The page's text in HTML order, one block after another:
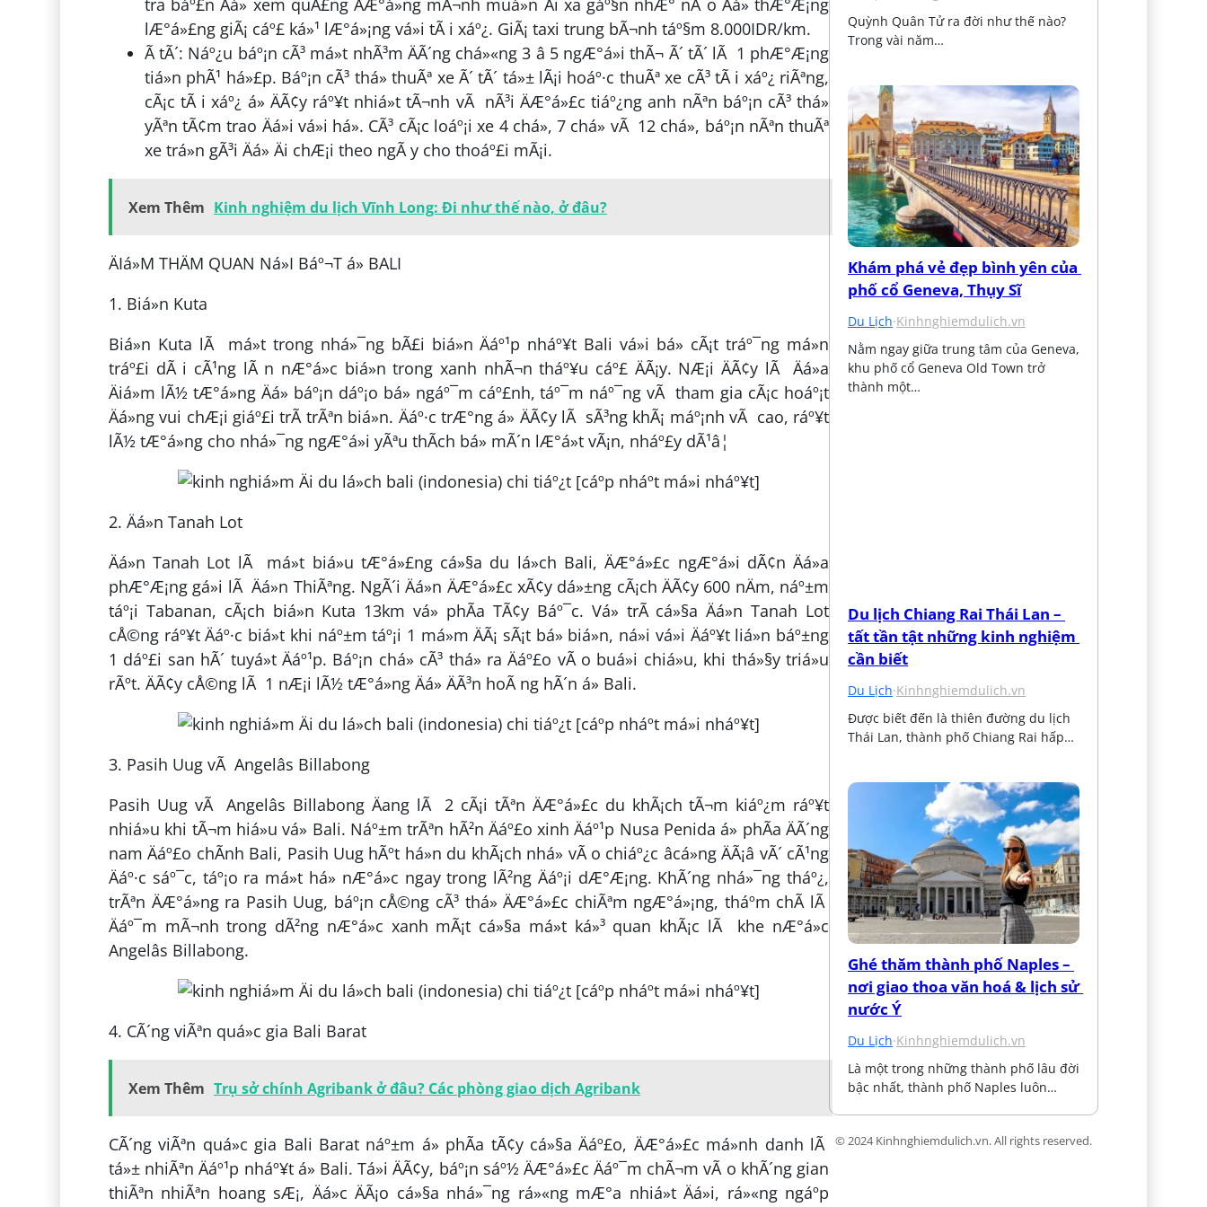
lÆ°á»£ng giÃ¡ cáº£ ká»¹ lÆ°á»¡ng vá»i tÃ i xáº¿. GiÃ¡ taxi trung bÃ¬nh táº§m 8.000IDR/km.
Ã tÃ´: Náº¿u báº¡n cÃ³ má»t nhÃ³m ÄÃ´ng chá»«ng 3 â 5 ngÆ°á»i thÃ¬ Ã´ tÃ´ lÃ 1 phÆ°Æ¡ng
tiá»n phÃ¹ há»£p. Báº¡n cÃ³ thá» thuÃª xe Ã´ tÃ´ tá»± lÃ¡i hoáº·c thuÃª xe cÃ³ tÃ i xáº¿ riÃªng,
cÃ¡c tÃ i xáº¿ á» ÄÃ¢y ráº¥t nhiá»t tÃ¬nh vÃ nÃ³i ÄÆ°á»£c tiáº¿ng anh nÃªn báº¡n cÃ³ thá»
yÃªn tÃ¢m trao Äá»i vá»i há». CÃ³ cÃ¡c loáº¡i xe 4 chá», 7 chá» vÃ 12 chá», báº¡n nÃªn thuÃª
xe trá»n gÃ³i Äá» Äi chÆ¡i theo ngÃ y cho thoáº£i mÃ¡i.
Xem Thêm Kinh nghiệm du lịch Vĩnh Long: Đi như thế nào, ở đâu?
ÄIá»M THÄM QUAN Ná»I Báº¬T á» BALI
1. Biá»n Kuta
Biá»n Kuta lÃ má»t trong nhá»¯ng bÃ£i biá»n Äáº¹p nháº¥t Bali vá»i bá» cÃ¡t tráº¯ng má»n
tráº£i dÃ i cÃ¹ng lÃ n nÆ°á»c biá»n trong xanh nhÃ¬n tháº¥u cáº£ ÄÃ¡y. NÆ¡i ÄÃ¢y lÃ Äá»a
Äiá»m lÃ½ tÆ°á»ng Äá» báº¡n dáº¡o bá» ngáº¯m cáº£nh, táº¯m náº¯ng vÃ tham gia cÃ¡c hoáº¡t
Äá»ng vui chÆ¡i giáº£i trÃ­ trÃªn biá»n. Äáº·c trÆ°ng á» ÄÃ¢y lÃ sÃ³ng khÃ¡ máº¡nh vÃ cao, ráº¥t
lÃ½ tÆ°á»ng cho nhá»¯ng ngÆ°á»i yÃªu thÃ­ch bá» mÃ´n lÆ°á»t vÃ¡n, nháº£y dÃ¹â¦
2. Äá»n Tanah Lot
Äá»n Tanah Lot lÃ má»t biá»u tÆ°á»£ng cá»§a du lá»ch Bali, ÄÆ°á»£c ngÆ°á»i dÃ¢n Äá»a
phÆ°Æ¡ng gá»i lÃ Äá»n ThiÃªng. NgÃ´i Äá»n ÄÆ°á»£c xÃ¢y dá»±ng cÃ¡ch ÄÃ¢y 600 nÄm, náº±m
táº¡i Tabanan, cÃ¡ch biá»n Kuta 13km vá» phÃ­a TÃ¢y Báº¯c. Vá» trÃ­ cá»§a Äá»n Tanah Lot
cÅ©ng ráº¥t Äáº·c biá»t khi náº±m táº¡i 1 má»m ÄÃ¡ sÃ¡t bá» biá»n, ná»i vá»i Äáº¥t liá»n báº±ng
1 dáº£i san hÃ´ tuyá»t Äáº¹p. Báº¡n chá» cÃ³ thá» ra Äáº£o vÃ o buá»i chiá»u, khi thá»§y triá»u
rÃºt. ÄÃ¢y cÅ©ng lÃ 1 nÆ¡i lÃ½ tÆ°á»ng Äá» ÄÃ³n hoÃ ng hÃ´n á» Bali.
3. Pasih Uug vÃ Angelâs Billabong
Pasih Uug vÃ Angelâs Billabong Äang lÃ 2 cÃ¡i tÃªn ÄÆ°á»£c du khÃ¡ch tÃ¬m kiáº¿m ráº¥t
nhiá»u khi tÃ¬m hiá»u vá» Bali. Náº±m trÃªn hÃ²n Äáº£o xinh Äáº¹p Nusa Penida á» phÃ­a ÄÃ´ng
nam Äáº£o chÃ­nh Bali, Pasih Uug hÃºt há»n du khÃ¡ch nhá» vÃ o chiáº¿c âcá»ng ÄÃ¡â vÃ´ cÃ¹ng
Äáº·c sáº¯c, táº¡o ra má»t há» nÆ°á»c ngay trong lÃ²ng Äáº¡i dÆ°Æ¡ng. KhÃ´ng nhá»¯ng tháº¿,
trÃªn ÄÆ°á»ng ra Pasih Uug, báº¡n cÅ©ng cÃ³ thá» ÄÆ°á»£c chiÃªm ngÆ°á»¡ng, tháº­m chÃ­ lÃ
Äáº¯m mÃ¬nh trong dÃ²ng nÆ°á»c xanh mÃ¡t cá»§a má»t ká»³ quan khÃ¡c lÃ khe nÆ°á»c
Angelâs Billabong.
4. CÃ´ng viÃªn quá»c gia Bali Barat
Xem Thêm Trụ sở chính Agribank ở đâu? Các phòng giao dịch Agribank
CÃ´ng viÃªn quá»c gia Bali Barat náº±m á» phÃ­a tÃ¢y cá»§a Äáº£o, ÄÆ°á»£c má»nh danh lÃ
tá»± nhiÃªn Äáº¹p nháº¥t á» Bali. Tá»i ÄÃ¢y, báº¡n sáº½ ÄÆ°á»£c Äáº¯m chÃ¬m vÃ o khÃ´ng gian
thiÃªn nhiÃªn hoang sÆ¡, Äá»c ÄÃ¡o cá»§a nhá»¯ng rá»«ng mÆ°a nhiá»t Äá»i, rá»«ng ngáº­p
Quỳnh Quân Tử ra đời như thế nào?
Trong vài năm…
Khám phá vẻ đẹp bình yên của
phố cổ Geneva, Thụy Sĩ
Du Lịch·Kinhnghiemdulich.vn
Nằm ngay giữa trung tâm của Geneva,
khu phố cổ Geneva Old Town trở
thành một…
Du lịch Chiang Rai Thái Lan –
tất tần tật những kinh nghiệm
cần biết
Du Lịch·Kinhnghiemdulich.vn
Được biết đến là thiên đường du lịch
Thái Lan, thành phố Chiang Rai hấp…
Ghé thăm thành phố Naples –
nơi giao thoa văn hoá & lịch sử
nước Ý
Du Lịch·Kinhnghiemdulich.vn
Là một trong những thành phố lâu đời
bậc nhất, thành phố Naples luôn…
© 2024 Kinhnghiemdulich.vn. All rights reserved.